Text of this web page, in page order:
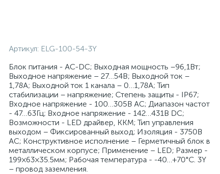
Артикул: ELG-100-54-3Y
Блок питания - AC-DC; Выходная мощность –96,1Вт;
Выходное напряжение – 27…54В; Выходной ток –
1,78А; Выходной ток 1 канала – 0…1,78А; Тип
стабилизации – напряжение; Степень защиты - IP67;
Входное напряжение - 100…305В AC; Диапазон частот
- 47…63Гц; Входное напряжение - 142…431В DC;
Возможности - LED драйвер, ККМ; Тип управления
выходом – Фиксированный выход; Изоляция - 3750В
AC; Конструктивное исполнение – Герметичный блок в
металлическом корпусе; Применение – LED; Размер -
199×63×35.5мм; Рабочая температура - -40…+70°С. 3Y
– провод заземления.